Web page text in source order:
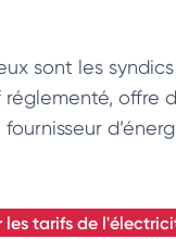
sont les
réglementé, offre
les tarifs de